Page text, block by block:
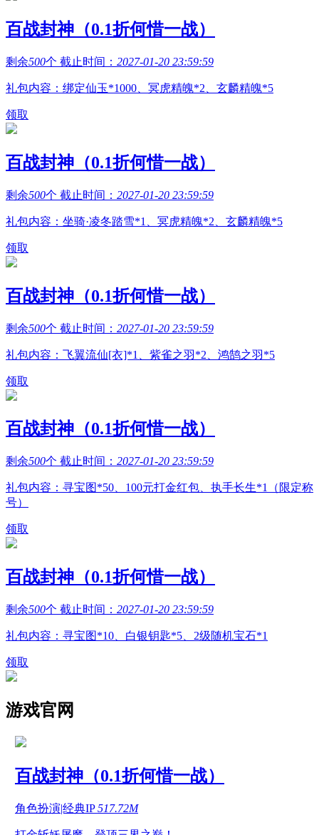
百战封神（0.1折何惜一战）
剩余500个 截止时间： 2027-01-20 23:59:59
礼包内容：绑定仙玉*1000、冥虎精魄*2、玄麟精魄*5
领取
百战封神（0.1折何惜一战）
剩余500个 截止时间： 2027-01-20 23:59:59
礼包内容：坐骑·凌冬踏雪*1、冥虎精魄*2、玄麟精魄*5
领取
百战封神（0.1折何惜一战）
剩余500个 截止时间： 2027-01-20 23:59:59
礼包内容：飞翼流仙[衣]*1、紫雀之羽*2、鸿鹄之羽*5
领取
百战封神（0.1折何惜一战）
剩余500个 截止时间： 2027-01-20 23:59:59
礼包内容：寻宝图*50、100元打金红包、执手长生*1（限定称
号）
领取
百战封神（0.1折何惜一战）
剩余500个 截止时间： 2027-01-20 23:59:59
礼包内容：寻宝图*10、白银钥匙*5、2级随机宝石*1
领取
游戏官网
百战封神（0.1折何惜一战）
角色扮演|经典IP517.72M